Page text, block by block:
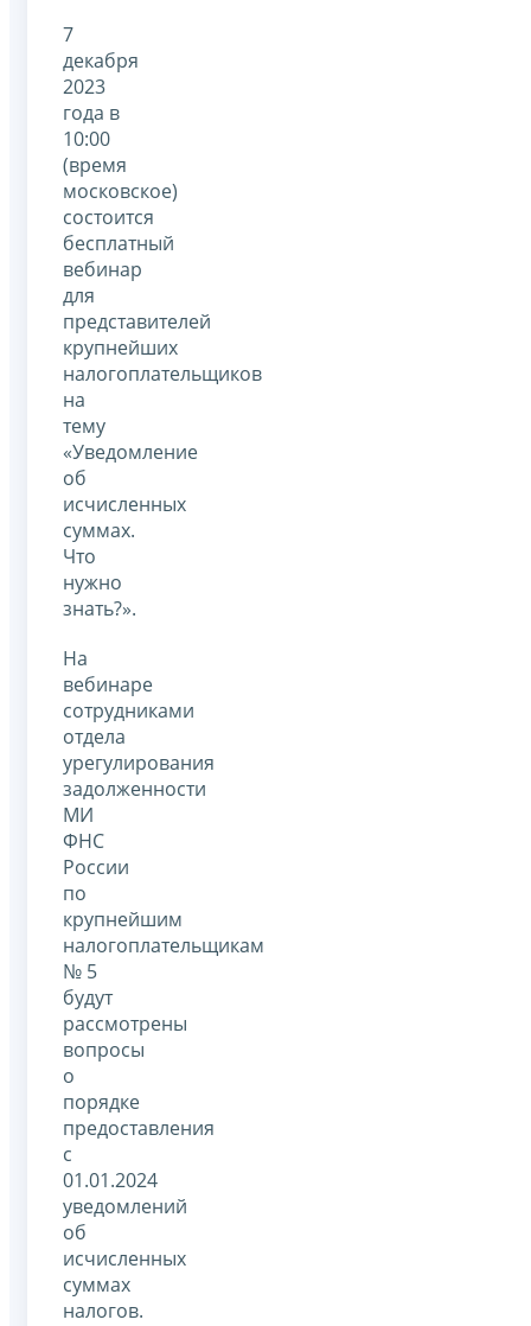
7
декабря
2023
года в
10:00
(время
московское)
состоится
бесплатный
вебинар
для
представителей
крупнейших
налогоплательщиков
на
тему
«Уведомление
об
исчисленных
суммах.
Что
нужно
знать?».
На
вебинаре
сотрудниками
отдела
урегулирования
задолженности
МИ
ФНС
России
по
крупнейшим
налогоплательщикам
№ 5
будут
рассмотрены
вопросы
о
порядке
предоставления
с
01.01.2024
уведомлений
об
исчисленных
суммах
налогов.